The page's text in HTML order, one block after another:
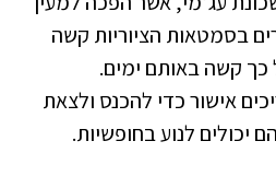
בסמטאות הציוריות קשה
קשה באותם ימים.
אישור כדי להכנס ולצאת
יכולים לנוע בחופשיות.